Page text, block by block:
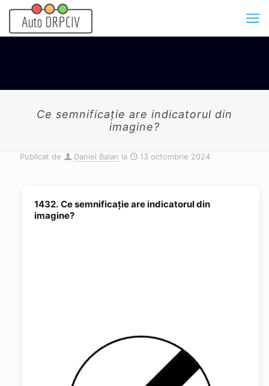
Ce semnificaţie are indicatorul din
imagine?
Publicat de Daniel Balan la 13 octombrie 2024
1432. Ce semnificaţie are indicatorul din
imagine?